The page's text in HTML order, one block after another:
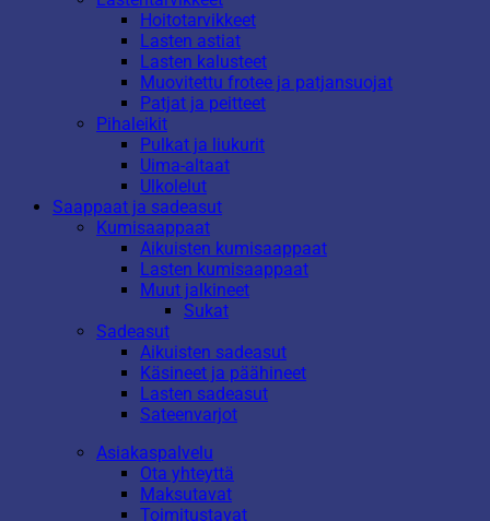
Hoitotarvikkeet
Lasten astiat
Lasten kalusteet
Muovitettu frotee ja patjansuojat
Patjat ja peitteet
Pihaleikit
Pulkat ja liukurit
Uima-altaat
Ulkolelut
Saappaat ja sadeasut
Kumisaappaat
Aikuisten kumisaappaat
Lasten kumisaappaat
Muut jalkineet
Sukat
Sadeasut
Aikuisten sadeasut
Käsineet ja päähineet
Lasten sadeasut
Sateenvarjot
Asiakaspalvelu
Ota yhteyttä
Maksutavat
Toimitustavat